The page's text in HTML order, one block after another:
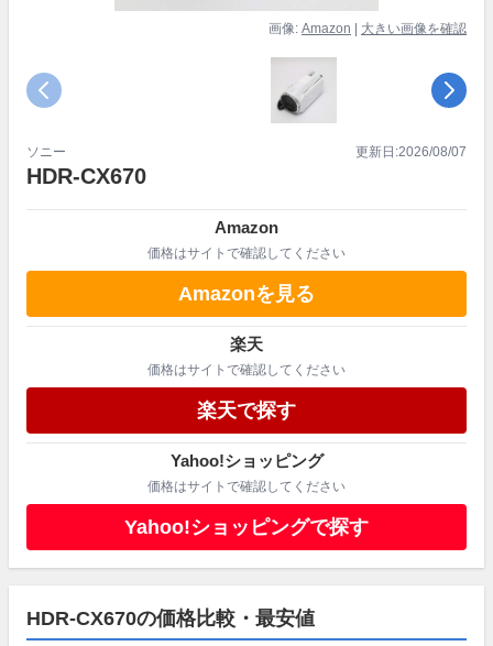
画像: Amazon 大きい画像を確認
ソニー
HDR-CX670
更新日:2026/08/07
Amazon
価格はサイトで確認してください
Amazonを見る
楽天
価格はサイトで確認してください
楽天で探す
Yahoo!ショッピング
価格はサイトで確認してください
Yahoo!ショッピングで探す
HDR-CX670の価格比較・最安値